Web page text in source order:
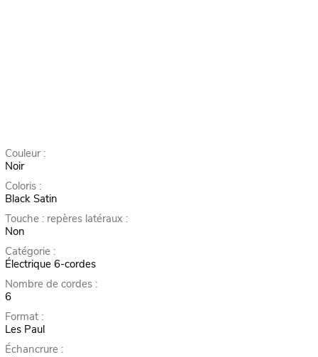
Couleur :
Noir
Coloris :
Black Satin
Touche : repères latéraux :
Non
Catégorie :
Électrique 6-cordes
Nombre de cordes :
6
Format :
Les Paul
Échancrure :